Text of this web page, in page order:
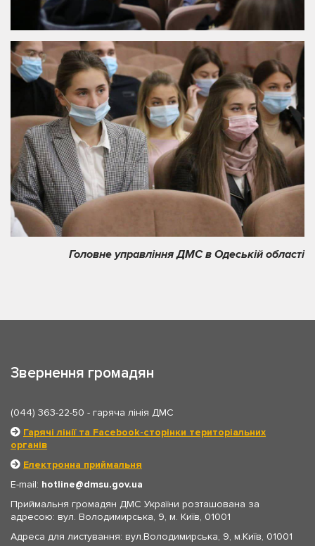
Головне управління ДМС в Одеській області
Звернення громадян
(044) 363-22-50 - гаряча лінія ДМС
Гарячі лінії та Facebook-сторінки територіальних
органів
Електронна приймальня
E-mail: hotline
dmsu.gov.ua
Приймальня громадян ДМС України розташована за
адресою: вул. Володимирська, 9, м. Київ, 01001
Адреса для листування: вул.Володимирська, 9, м.Київ, 01001